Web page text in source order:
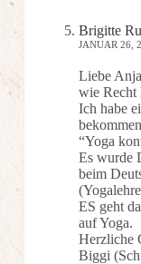
Brigitte
JANUAR 26,
Liebe
wie Recht
Ich habe
“Yoga
Es wurde
beim
ES geht
auf Yoga.
Herzliche
Biggi